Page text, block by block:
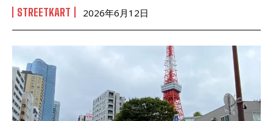
STREETKART 2026年6月12日